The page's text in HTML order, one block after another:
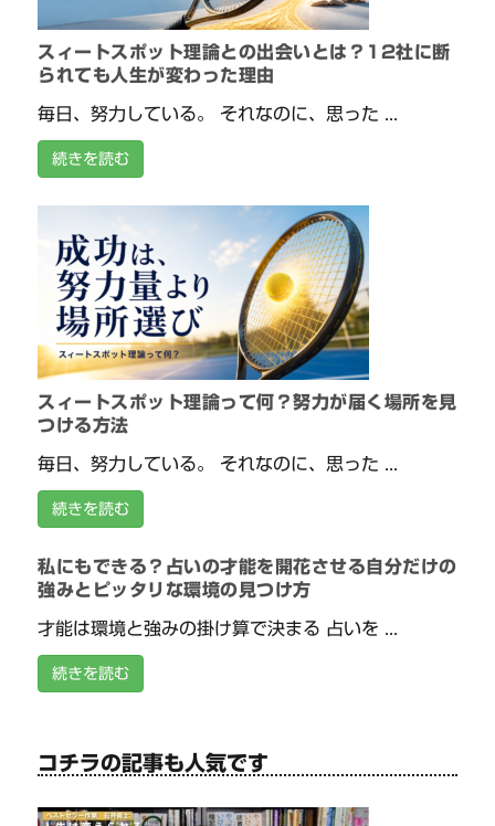
スィートスポット理論との出会いとは？12社に断
られても人生が変わった理由
毎日、努力している。 それなのに、思った ...
続きを読む
スィートスポット理論って何？努力が届く場所を見
つける方法
毎日、努力している。 それなのに、思った ...
続きを読む
私にもできる？占いの才能を開花させる自分だけの
強みとピッタリな環境の見つけ方
才能は環境と強みの掛け算で決まる 占いを ...
続きを読む
コチラの記事も人気です